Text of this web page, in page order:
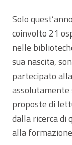
Solo
coinvolto 21
nelle
sua nascita,
partecipato
assolutamente
proposte di
dalla ricerca di
alla